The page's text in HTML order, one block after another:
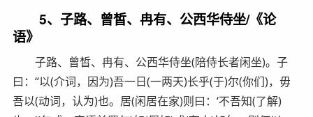
5、子路、曾皙、冉有、公西华侍坐/《论
语》
子路、曾皙、冉有、公西华侍坐(陪侍长者闲坐)。子
曰：“以(介词，因为)吾一日(一两天)长乎(于)尔(你们)，毋
吾以(动词，认为)也。居(闲居在家)则曰：‘不吾知(了解)